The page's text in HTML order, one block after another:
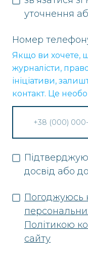
уточнення
Номер
Якщо ви хочете,
журналісти,
ініціативи,
контакт. Це
досвід або
Погоджуюсь
Політикою
сайту